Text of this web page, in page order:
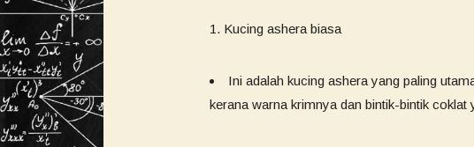
Kucing ashera biasa
Ini adalah kucing ashera yang paling
kerana warna krimnya dan bintik-bintik coklat